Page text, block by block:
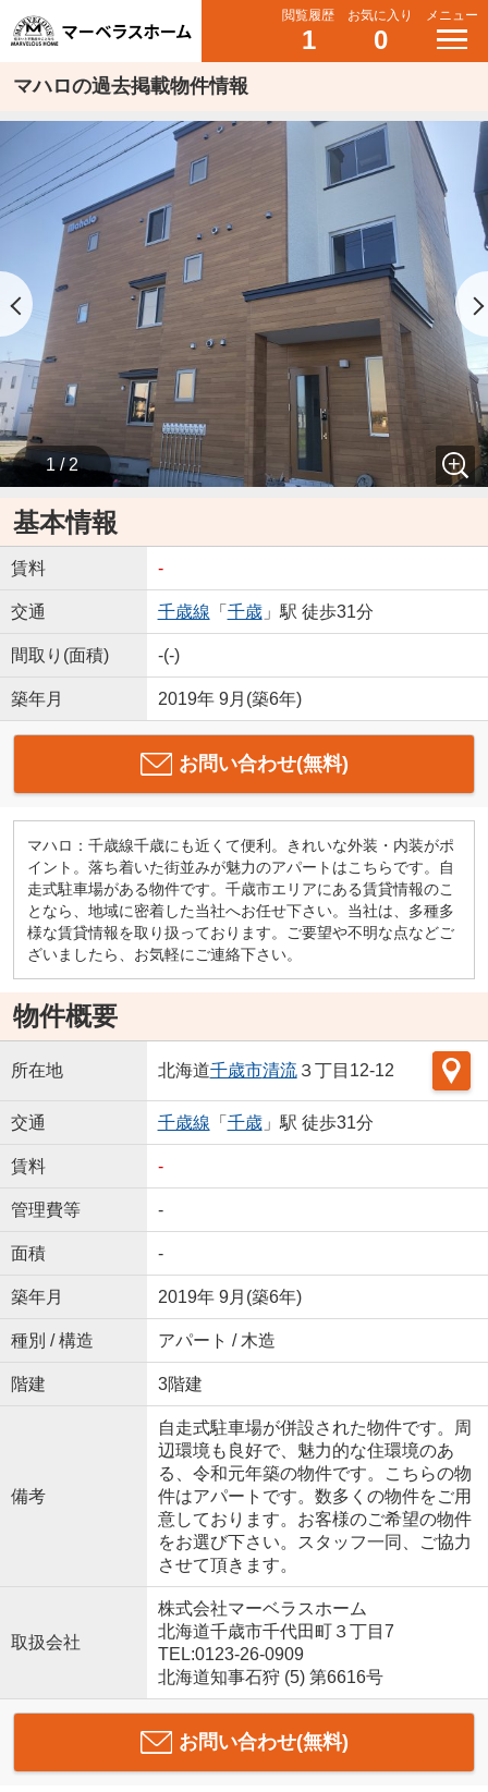
閲覧履歴
1
お気に入り
0
メニュー
マハロの過去掲載物件情報
1 / 2
基本情報
賃料 -
交通 千歳線 「 千歳」駅 徒歩31分
間取り(面積) -(-)
築年月 2019年 9月(築6年)
お問い合わせ(無料)
マハロ：千歳線千歳にも近くて便利。きれいな外装・内装がポ
イント。落ち着いた街並みが魅力のアパートはこちらです。自
走式駐車場がある物件です。千歳市エリアにある賃貸情報のこ
となら、地域に密着した当社へお任せ下さい。当社は、多種多
様な賃貸情報を取り扱っております。ご要望や不明な点などご
ざいましたら、お気軽にご連絡下さい。
物件概要
所在地 北海道千歳市清流３丁目12-12
交通 千歳線 「 千歳」駅 徒歩31分
賃料 -
管理費等 -
面積 -
築年月 2019年 9月(築6年)
種別 / 構造 アパート / 木造
階建 3階建
備考
自走式駐車場が併設された物件です。周
辺環境も良好で、魅力的な住環境のあ
る、令和元年築の物件です。こちらの物
件はアパートです。数多くの物件をご用
意しております。お客様のご希望の物件
をお選び下さい。スタッフ一同、ご協力
させて頂きます。
取扱会社
​株式会社マーベラスホーム
北海道千歳市千代田町３丁目7
TEL:0123-26-0909
北海道知事石狩 (5) 第6616号
お問い合わせ(無料)